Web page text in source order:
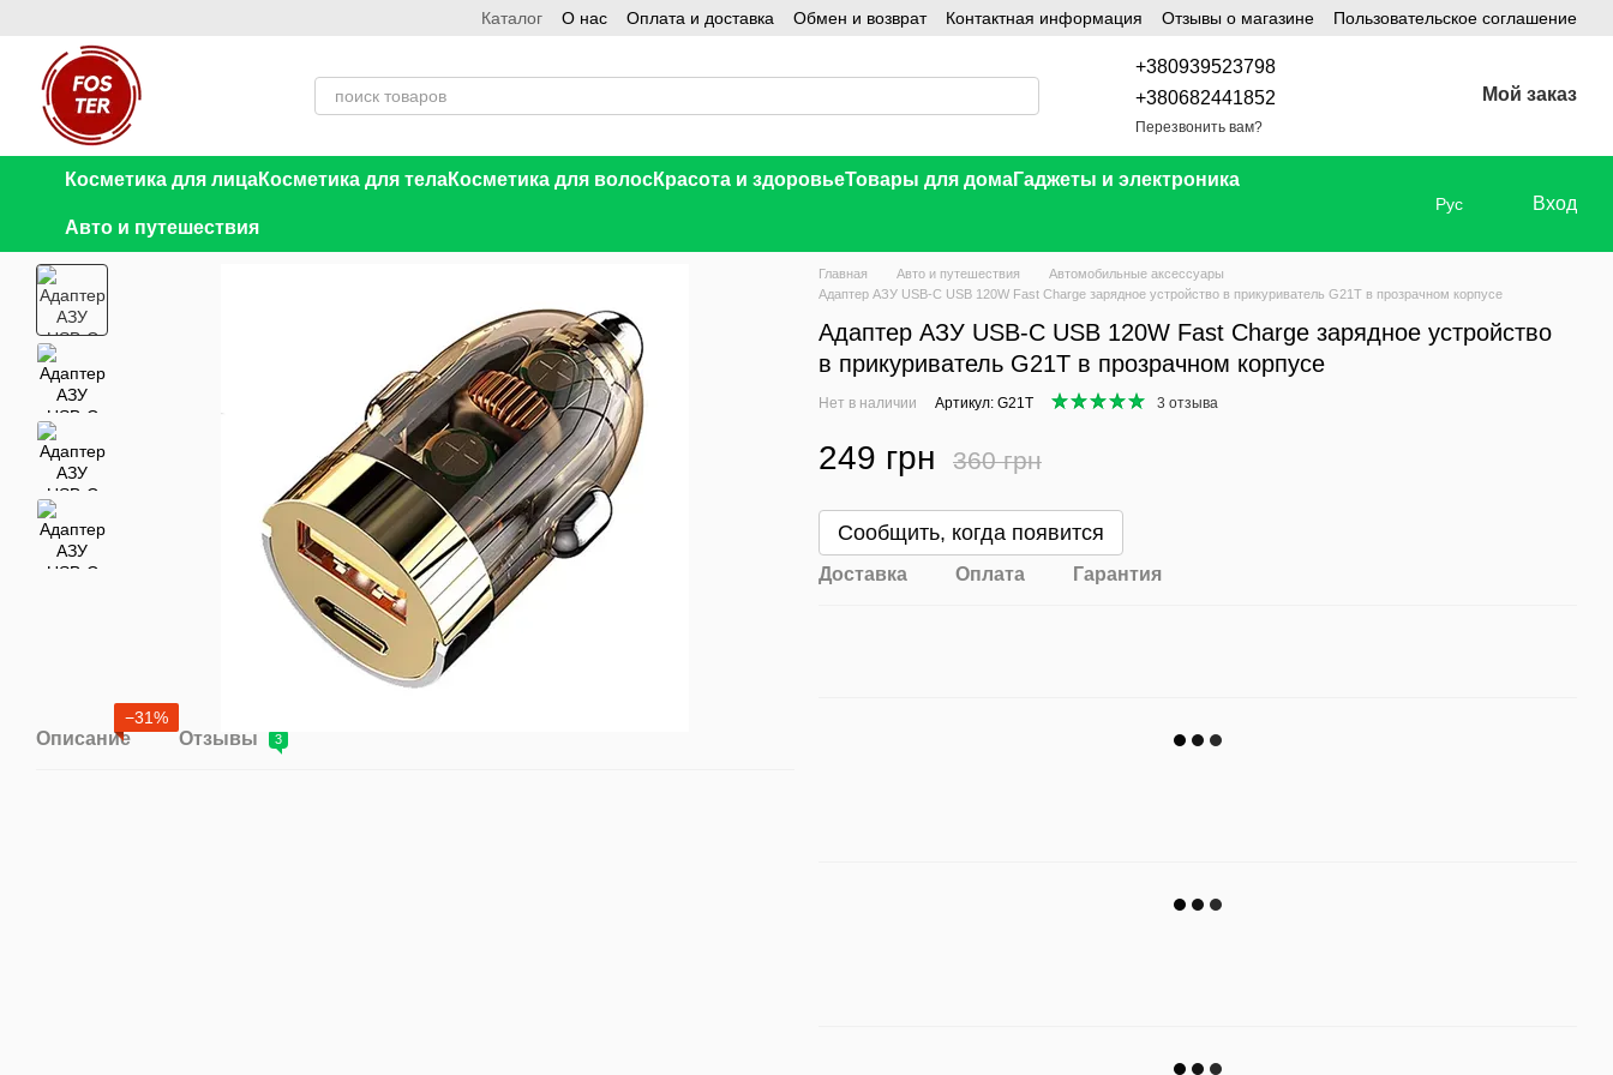
Каталог О нас Оплата и доставка Обмен и возврат Контактная информация Отзывы о магазине Пользовательское соглашение
+380939523798
+380682441852
Перезвонить вам?
Мой заказ
Косметика для лицаКосметика для телаКосметика для волосКрасота и здоровьеТовары для домаГаджеты и электроника
Авто и путешествия
Рус Вход
−31%
Описание Отзывы 3
Главная Авто и путешествия
Автомобильные аксессуары
Адаптер АЗУ USB-С USB 120W Fast Charge зарядное устройство в прикуриватель G21T в прозрачном корпусе
Адаптер АЗУ USB-С USB 120W Fast Charge зарядное устройство
в прикуриватель G21T в прозрачном корпусе
Нет в наличии Артикул: G21T 3 отзыва
249 грн 360 грн
В желания
Сообщить, когда появится
Доставка Оплата Гарантия